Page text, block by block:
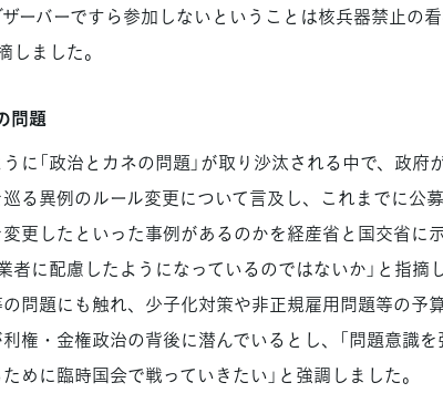
ーバーですら参加しないということは核兵器禁止の
しました。
問題
に「政治とカネの問題」が取り沙汰される中で、政府
る異例のルール変更について言及し、これまでに公
更したといった事例があるのかを経産省と国交省に
者に配慮したようになっているのではないか」と指摘
問題にも触れ、少子化対策や非正規雇用問題等の予
権・金権政治の背後に潜んでいるとし、「問題意識
めに臨時国会で戦っていきたい」と強調しました。